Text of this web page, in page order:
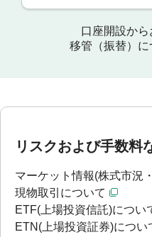
口座開設か
移管（振替）
リスクおよび手数料
マーケット情報(株式市況
現物取引について
ETF(上場投資信託)につい
ETN(上場投資証券)につい